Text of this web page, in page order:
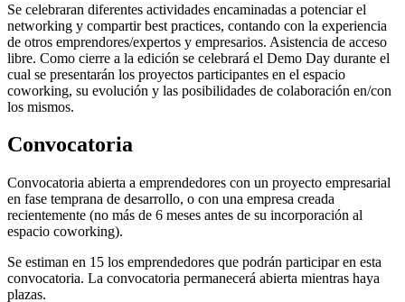
Se celebraran diferentes actividades encaminadas a potenciar el
networking y compartir best practices, contando con la experiencia
de otros emprendores/expertos y empresarios. Asistencia de acceso
libre. Como cierre a la edición se celebrará el Demo Day durante el
cual se presentarán los proyectos participantes en el espacio
coworking, su evolución y las posibilidades de colaboración en/con
los mismos.
Convocatoria
Convocatoria abierta a emprendedores con un proyecto empresarial
en fase temprana de desarrollo, o con una empresa creada
recientemente (no más de 6 meses antes de su incorporación al
espacio coworking).
Se estiman en 15 los emprendedores que podrán participar en esta
convocatoria. La convocatoria permanecerá abierta mientras haya
plazas.